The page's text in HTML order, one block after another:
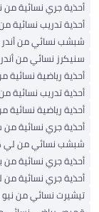
أحذية جري نسائية من
أحذية تدريب نسائية
شبشب نسائي من أندر
سنيكرز نسائي من أندر
أحذية رياضية نسائية
أحذية تدريب نسائية
أحذية رياضية نسائية
أحذية جري نسائية
شبشب نسائي من لي
أحذية جري نسائية من
أحذية جري نسائية من
تيشيرت نسائي من نيو